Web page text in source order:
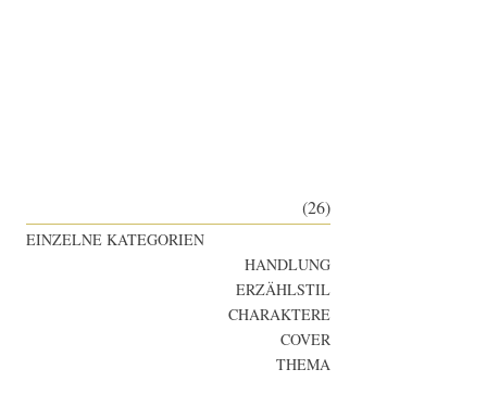
(26)
EINZELNE KATEGORIEN
HANDLUNG
ERZÄHLSTIL
CHARAKTERE
COVER
THEMA